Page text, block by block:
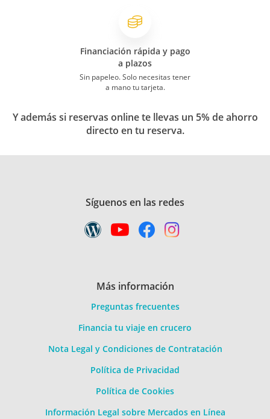
Financiación rápida y pago
a plazos
Sin papeleo. Solo necesitas tener
a mano tu tarjeta.
Y además si reservas online te llevas un 5% de ahorro
directo en tu reserva.
Síguenos en las redes
Más información
Preguntas frecuentes
Financia tu viaje en crucero
Nota Legal y Condiciones de Contratación
Política de Privacidad
Política de Cookies
Información Legal sobre Mercados en Línea